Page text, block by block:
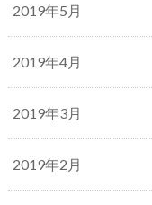
2019年5月
2019年4月
2019年3月
2019年2月